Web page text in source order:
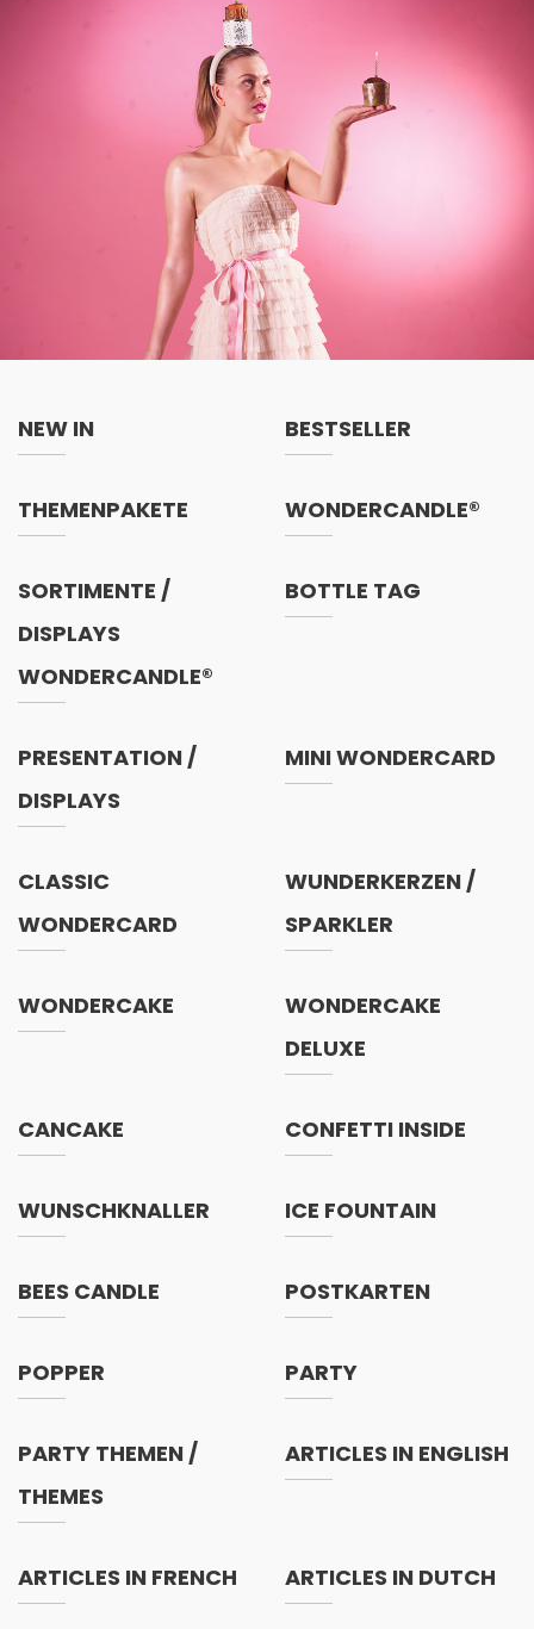
NEW IN BESTSELLER
THEMENPAKETE WONDERCANDLE®
SORTIMENTE /
DISPLAYS
WONDERCANDLE®
BOTTLE TAG
PRESENTATION /
DISPLAYS
MINI WONDERCARD
CLASSIC
WONDERCARD
WUNDERKERZEN /
SPARKLER
WONDERCAKE
WONDERCAKE
DELUXE
CANCAKE CONFETTI INSIDE
WUNSCHKNALLER ICE FOUNTAIN
BEES CANDLE POSTKARTEN
POPPER PARTY
PARTY THEMEN /
THEMES
ARTICLES IN ENGLISH
ARTICLES IN FRENCH ARTICLES IN DUTCH